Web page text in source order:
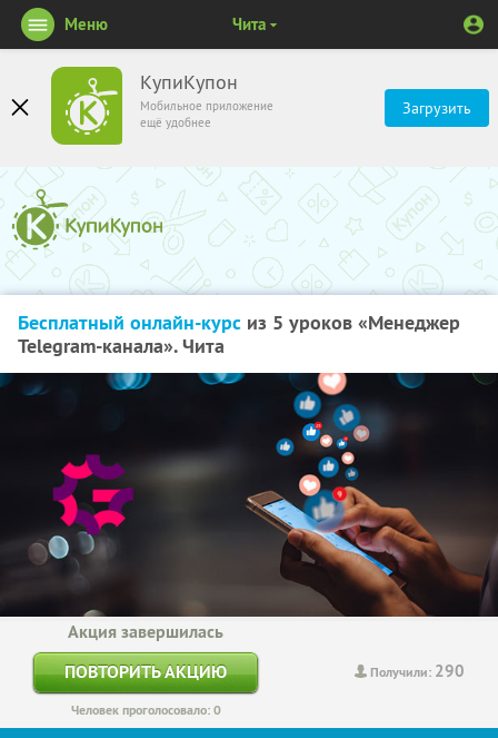
КупиКупон
Мобильное приложение
ещё удобнее
Загрузить
Меню Чита
Бесплатный онлайн-курс из 5 уроков «Менеджер
Telegram-канала». Чита
Получили: 290
Акция завершилась
ПОВТОРИТЬ АКЦИЮ
Человек проголосовало: 0